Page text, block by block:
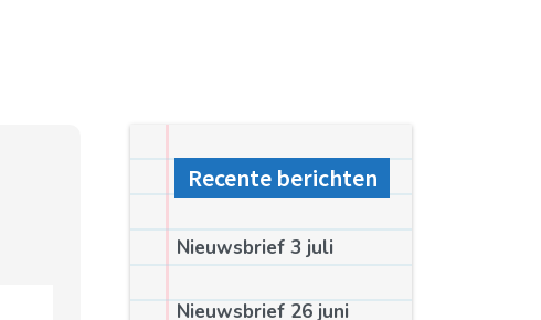
Recente berichten
Nieuwsbrief 3 juli
Nieuwsbrief 26 juni